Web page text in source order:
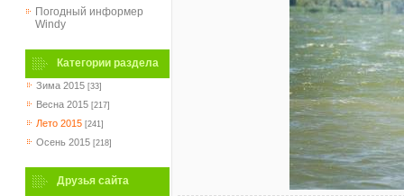
Погодный информер
Windy
Категории раздела
Зима 2015 [33]
Весна 2015 [217]
Лето 2015 [241]
Осень 2015 [218]
Друзья сайта